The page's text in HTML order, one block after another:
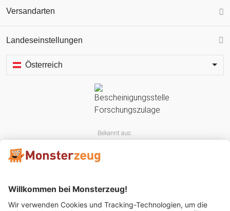
Versandarten
Landeseinstellungen
Österreich
Bekannt aus: